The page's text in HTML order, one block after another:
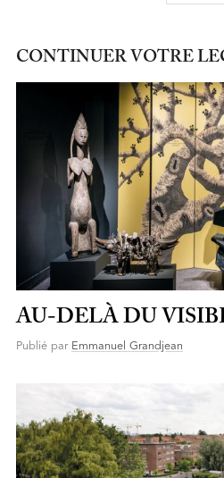
CONTINUER VOTRE
AU-DELÀ DU
Publié par Emmanuel Grandjean